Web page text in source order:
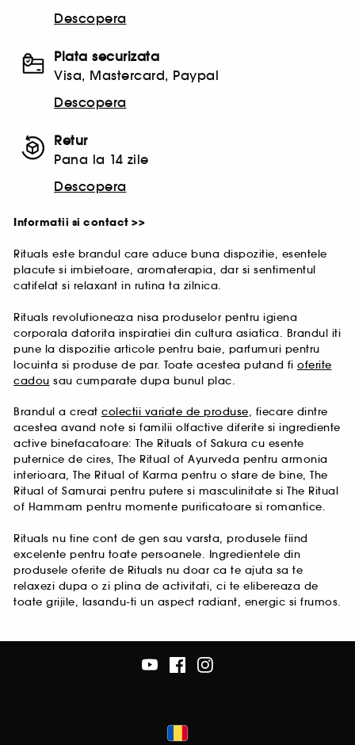
Descopera
Plata securizata
Visa, Mastercard, Paypal
Descopera
Retur
Pana la 14 zile
Descopera
Informatii si contact >>
Rituals este brandul care aduce buna dispozitie, esentele
placute si imbietoare, aromaterapia, dar si sentimentul
catifelat si relaxant in rutina ta zilnica.
Rituals revolutioneaza nisa produselor pentru igiena
corporala datorita inspiratiei din cultura asiatica. Brandul iti
pune la dispozitie articole pentru baie, parfumuri pentru
locuinta si produse de par. Toate acestea putand fi oferite
cadou sau cumparate dupa bunul plac.
Brandul a creat colectii variate de produse, fiecare dintre
acestea avand note si familii olfactive diferite si ingrediente
active binefacatoare: The Rituals of Sakura cu esente
puternice de cires, The Ritual of Ayurveda pentru armonia
interioara, The Ritual of Karma pentru o stare de bine, The
Ritual of Samurai pentru putere si masculinitate si The Ritual
of Hammam pentru momente purificatoare si romantice.
Rituals nu tine cont de gen sau varsta, produsele fiind
excelente pentru toate persoanele. Ingredientele din
produsele oferite de Rituals nu doar ca te ajuta sa te
relaxezi dupa o zi plina de activitati, ci te elibereaza de
toate grijile, lasandu-ti un aspect radiant, energic si frumos.